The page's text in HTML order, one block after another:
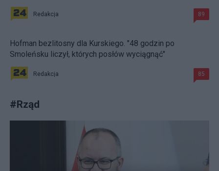
Redakcja 89
Hofman bezlitosny dla Kurskiego. "48 godzin po
Smoleńsku liczył, których posłów wyciągnąć"
Redakcja 85
#Rząd